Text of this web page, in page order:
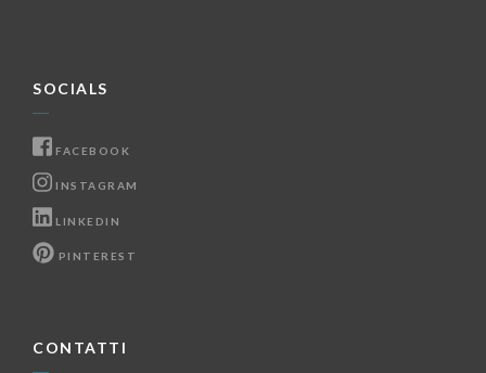
SOCIALS
FACEBOOK
INSTAGRAM
LINKEDIN
PINTEREST
CONTATTI